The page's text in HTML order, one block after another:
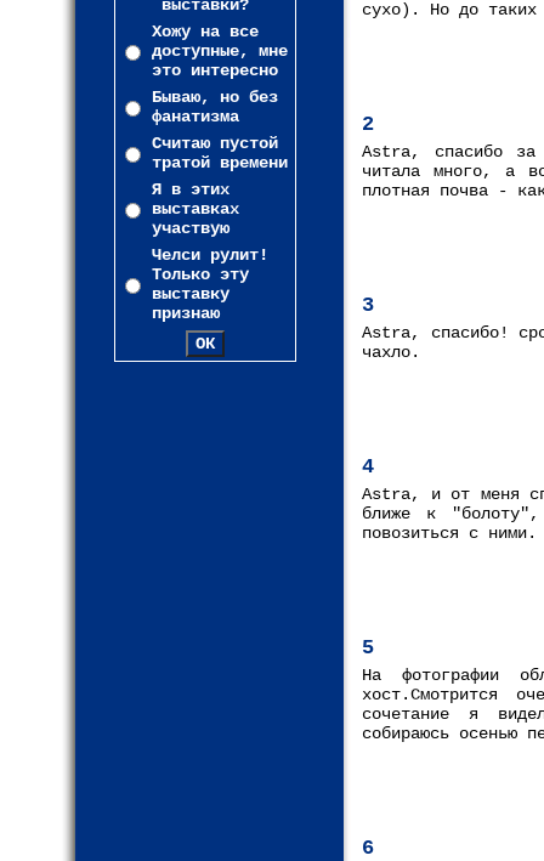
выставки?
Хожу на все
доступные, мне
это интересно
Бываю, но без
фанатизма
Считаю пустой
тратой времени
Я в этих
выставках
участвую
Челси рулит!
Только эту
выставку
признаю
сухо). Но до таких
2
Astra, спасибо за
читала много, а
плотная почва -
3
Astra, спасибо!
чахло.
4
Astra, и от меня
ближе к
повозиться с
5
На фотографии
хост.Смотрится
сочетание я
собираюсь осенью
6